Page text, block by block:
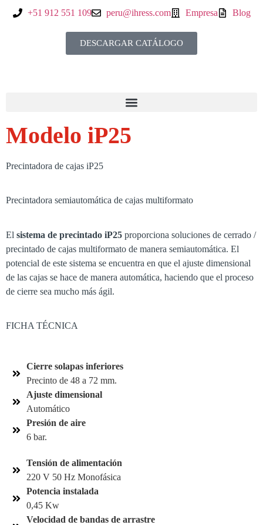
+51 912 551 109 peru@ihress.com Empresa Blog
DESCARGAR CATÁLOGO
Modelo iP25
Precintadora de cajas iP25
Precintadora semiautomática de cajas multiformato
El sistema de precintado iP25 proporciona soluciones de cerrado /
precintado de cajas multiformato de manera semiautomática. El
potencial de este sistema se encuentra en que el ajuste dimensional
de las cajas se hace de manera automática, haciendo que el proceso
de cierre sea mucho más ágil.
FICHA TÉCNICA
Cierre solapas inferiores
Precinto de 48 a 72 mm.
Ajuste dimensional
Automático
Presión de aire
6 bar.
Tensión de alimentación
220 V 50 Hz Monofásica
Potencia instalada
0,45 Kw
Velocidad de bandas de arrastre